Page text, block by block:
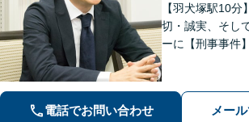
【羽犬塚駅10
切・誠実、そし
ーに【刑事事件
選択肢と法的権
いく決断ができ
電話でお問い合わせ メー